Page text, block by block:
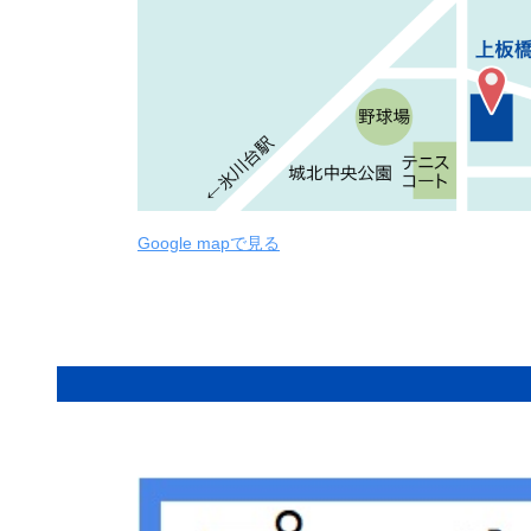
Google mapで見る